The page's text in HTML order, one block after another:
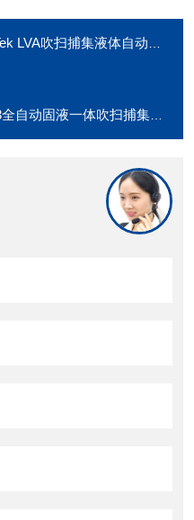
吹扫捕集液体自动进样器
自动固液一体吹扫捕集装置